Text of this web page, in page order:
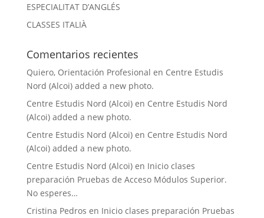
ESPECIALITAT D’ANGLÉS
CLASSES ITALIÀ
Comentarios recientes
Quiero, Orientación Profesional en Centre Estudis
Nord (Alcoi) added a new photo.
Centre Estudis Nord (Alcoi)en Centre Estudis Nord
(Alcoi) added a new photo.
Centre Estudis Nord (Alcoi)en Centre Estudis Nord
(Alcoi) added a new photo.
Centre Estudis Nord (Alcoi)en Inicio clases
preparación Pruebas de Acceso Módulos Superior.
No esperes…
Cristina Pedros en Inicio clases preparación Pruebas